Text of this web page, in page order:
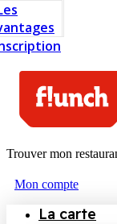
Trouver mon
Mon compte
La carte